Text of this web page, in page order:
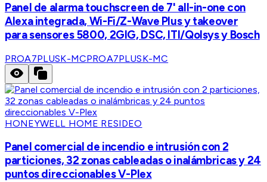
Panel de alarma touchscreen de 7' all-in-one con
Alexa integrada, Wi-Fi/Z-Wave Plus y takeover
para sensores 5800, 2GIG, DSC, ITI/Qolsys y Bosch
PROA7PLUSK-MCPROA7PLUSK-MC
HONEYWELL HOME RESIDEO
Panel comercial de incendio e intrusión con 2
particiones, 32 zonas cableadas o inalámbricas y 24
puntos direccionables V-Plex